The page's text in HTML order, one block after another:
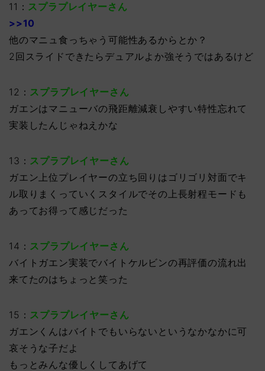
11： スプラプレイヤーさん
>>10
他のマニュ食っちゃう可能性あるからとか？
2回スライドできたらデュアルよか強そうではあるけど
12： スプラプレイヤーさん
ガエンはマニューバの飛距離減衰しやすい特性忘れて
実装したんじゃねえかな
13： スプラプレイヤーさん
ガエン上位プレイヤーの立ち回りはゴリゴリ対面でキ
ル取りまくっていくスタイルでその上長射程モードも
あってお得って感じだった
14： スプラプレイヤーさん
バイトガエン実装でバイトケルビンの再評価の流れ出
来てたのはちょっと笑った
15： スプラプレイヤーさん
ガエンくんはバイトでもいらないというなかなかに可
哀そうな子だよ
もっとみんな優しくしてあげて